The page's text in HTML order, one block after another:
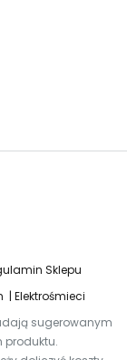
Sklepu
Elektrośmieci
sugerowanym
produktu.